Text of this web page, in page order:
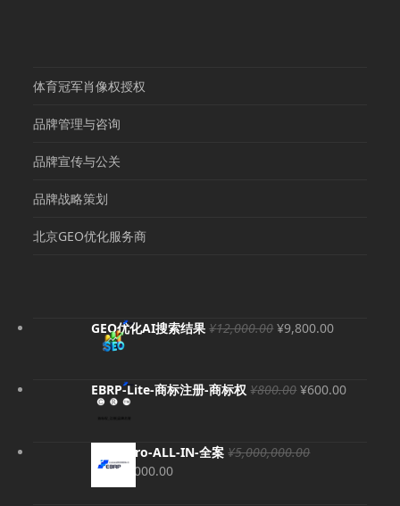
体育冠军肖像权授权
品牌管理与咨询
品牌宣传与公关
品牌战略策划
北京GEO优化服务商
GEO优化AI搜索结果 ¥12,000.00 原
¥12,000.00。
¥9,800.00当
格
EBRP-Lite-商标注册-商标权 ¥800.00 原
¥800.00。
¥600.00当
EBRP-Pro-ALL-IN-全案 ¥5,000,000.00
原
价
¥4,980,000.00当